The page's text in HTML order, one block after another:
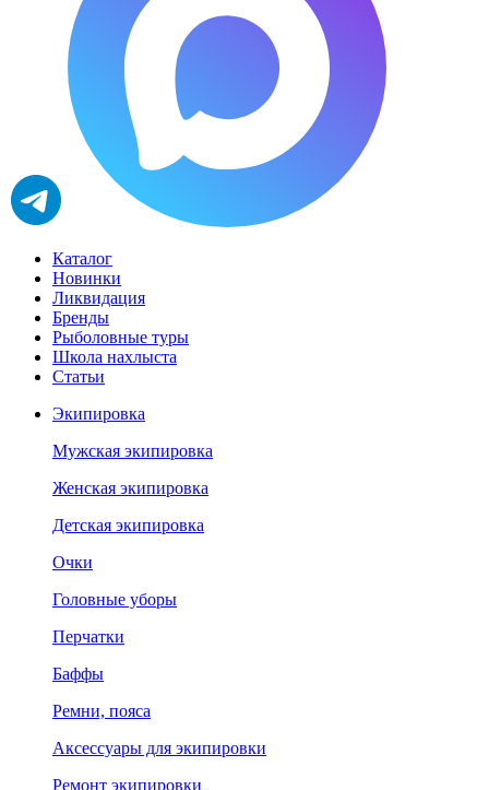
Каталог
Новинки
Ликвидация
Бренды
Рыболовные туры
Школа нахлыста
Статьи
Экипировка
Мужская экипировка
Женская экипировка
Детская экипировка
Очки
Головные уборы
Перчатки
Баффы
Ремни, пояса
Аксессуары для экипировки
Ремонт экипировки